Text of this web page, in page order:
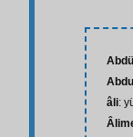
âli: